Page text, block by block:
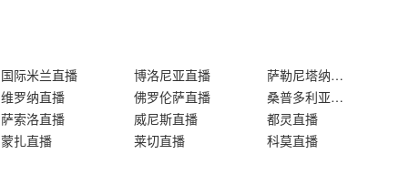
国际米兰直播 博洛尼亚直播 萨勒尼塔纳直播
维罗纳直播 佛罗伦萨直播 桑普多利亚直播
萨索洛直播 威尼斯直播 都灵直播
蒙扎直播 莱切直播 科莫直播